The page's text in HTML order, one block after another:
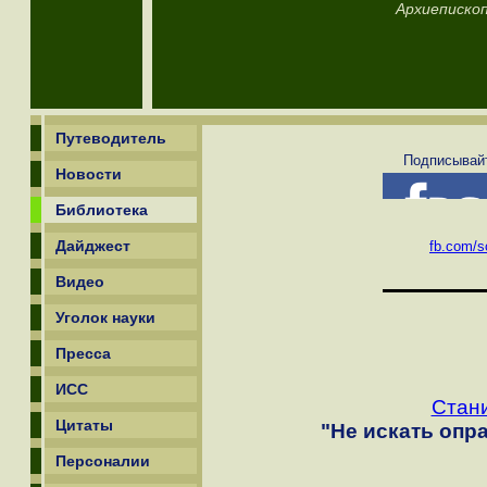
Путеводитель
Новости
Библиотека
Дайджест
Видео
Уголок науки
Пресса
ИСС
Цитаты
Персоналии
fb.com/
"Не искать